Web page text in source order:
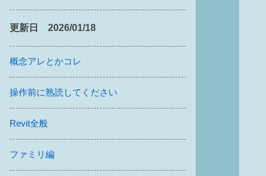
更新日 2026/01/18
概念アレとかコレ
操作前に熟読してください
Revit全般
ファミリ編